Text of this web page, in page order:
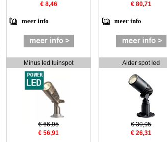
€ 8,46
meer info
€ 80,71
meer info
Minus led tuinspot
€ 66,95
€ 56,91
Alder spot led
€ 30,95
€ 26,31